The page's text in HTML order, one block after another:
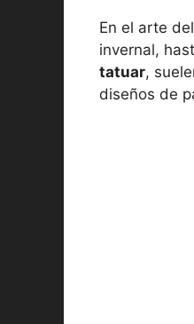
En el arte
invernal,
tatuar,
diseños de